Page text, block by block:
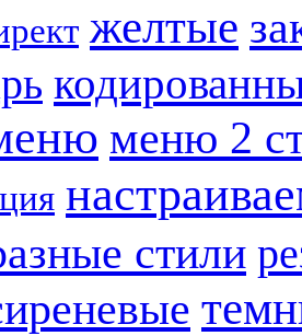
желтые
меню 2
стили